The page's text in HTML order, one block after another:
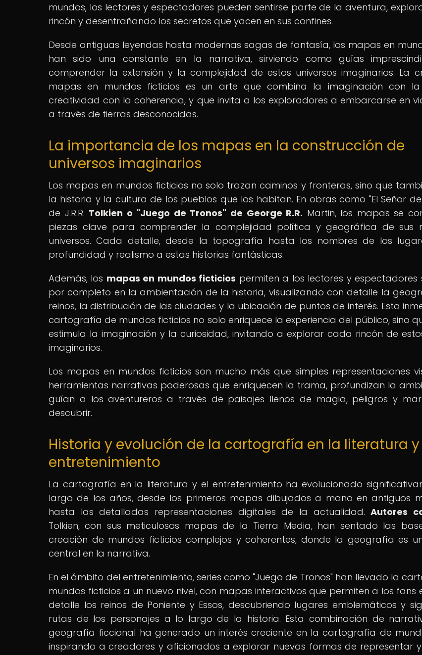
mundos, los lectores y espectadores pueden sentirse parte de la aventura,
rincón y desentrañando los secretos que yacen en sus confines.
Desde antiguas leyendas hasta modernas sagas de fantasía, los mapas en
han sido una constante en la narrativa, sirviendo como guías
comprender la extensión y la complejidad de estos universos imaginarios. La
mapas en mundos ficticios es un arte que combina la imaginación con
creatividad con la coherencia, y que invita a los exploradores a embarcarse en
a través de tierras desconocidas.
La importancia de los mapas en la construcción de
universos imaginarios
Los mapas en mundos ficticios no solo trazan caminos y fronteras, sino que
la historia y la cultura de los pueblos que los habitan. En obras como "El Señor de
de J.R.R. Tolkien o "Juego de Tronos" de George R.R. Martin, los mapas se
piezas clave para comprender la complejidad política y geográfica de sus
universos. Cada detalle, desde la topografía hasta los nombres de los
profundidad y realismo a estas historias fantásticas.
Además, los mapas en mundos ficticios permiten a los lectores y espectadores
por completo en la ambientación de la historia, visualizando con detalle la
reinos, la distribución de las ciudades y la ubicación de puntos de interés. Esta
cartografía de mundos ficticios no solo enriquece la experiencia del público, sino
estimula la imaginación y la curiosidad, invitando a explorar cada rincón de
imaginarios.
Los mapas en mundos ficticios son mucho más que simples representaciones
herramientas narrativas poderosas que enriquecen la trama, profundizan la
guían a los aventureros a través de paisajes llenos de magia, peligros y
descubrir.
Historia y evolución de la cartografía en la literatura y
entretenimiento
La cartografía en la literatura y el entretenimiento ha evolucionado
largo de los años, desde los primeros mapas dibujados a mano en antiguos
hasta las detalladas representaciones digitales de la actualidad.Autores
Tolkien, con sus meticulosos mapas de la Tierra Media, han sentado las
creación de mundos ficticios complejos y coherentes, donde la geografía es
central en la narrativa.
En el ámbito del entretenimiento, series como "Juego de Tronos" han llevado la
mundos ficticios a un nuevo nivel, con mapas interactivos que permiten a los fans
detalle los reinos de Poniente y Essos, descubriendo lugares emblemáticos y
rutas de los personajes a lo largo de la historia. Esta combinación de
geografía ficcional ha generado un interés creciente en la cartografía de
inspirando a creadores y aficionados a explorar nuevas formas de representar